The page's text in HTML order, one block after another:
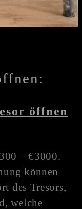
öffnen
– €3000.
können
des Tresors,
welche